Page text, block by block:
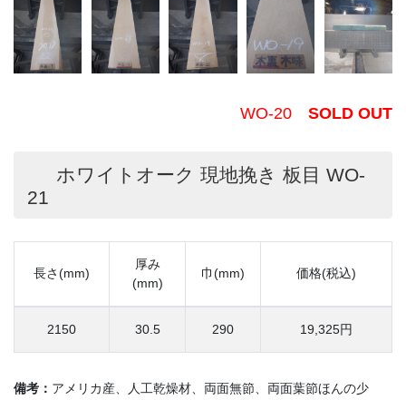
WO-20 SOLD OUT
ホワイトオーク 現地挽き 板目 WO-
21
長さ(mm)
厚み
(mm)
巾(mm) 価格(税込)
2150 30.5 290 19,325円
備考： アメリカ産、人工乾燥材、両面無節、両面葉節ほんの少